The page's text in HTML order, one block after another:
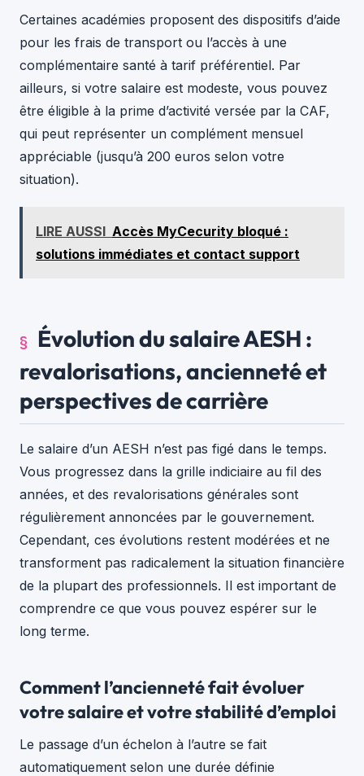
Certaines académies proposent des dispositifs d’aide
pour les frais de transport ou l’accès à une
complémentaire santé à tarif préférentiel. Par
ailleurs, si votre salaire est modeste, vous pouvez
être éligible à la prime d’activité versée par la CAF,
qui peut représenter un complément mensuel
appréciable (jusqu’à 200 euros selon votre
situation).
LIRE AUSSI Accès MyCecurity bloqué :
solutions immédiates et contact support
Évolution du salaire AESH :
revalorisations, ancienneté et
perspectives de carrière
Le salaire d’un AESH n’est pas figé dans le temps.
Vous progressez dans la grille indiciaire au fil des
années, et des revalorisations générales sont
régulièrement annoncées par le gouvernement.
Cependant, ces évolutions restent modérées et ne
transforment pas radicalement la situation financière
de la plupart des professionnels. Il est important de
comprendre ce que vous pouvez espérer sur le
long terme.
Comment l’ancienneté fait évoluer
votre salaire et votre stabilité d’emploi
Le passage d’un échelon à l’autre se fait
automatiquement selon une durée définie